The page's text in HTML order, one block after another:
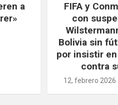
a
FIFA y
con
Bolivia sin
por insistir
contra
12, febrero 2026